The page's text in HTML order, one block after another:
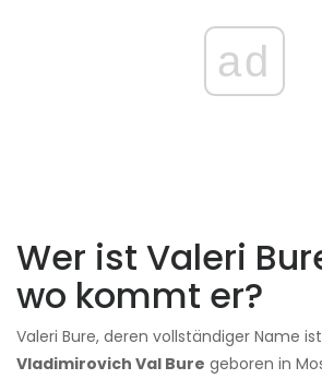
ad
Wer ist Valeri
wo kommt er?
Valeri Bure, deren vollständiger Name ist
Vladimirovich Val Bure geboren in